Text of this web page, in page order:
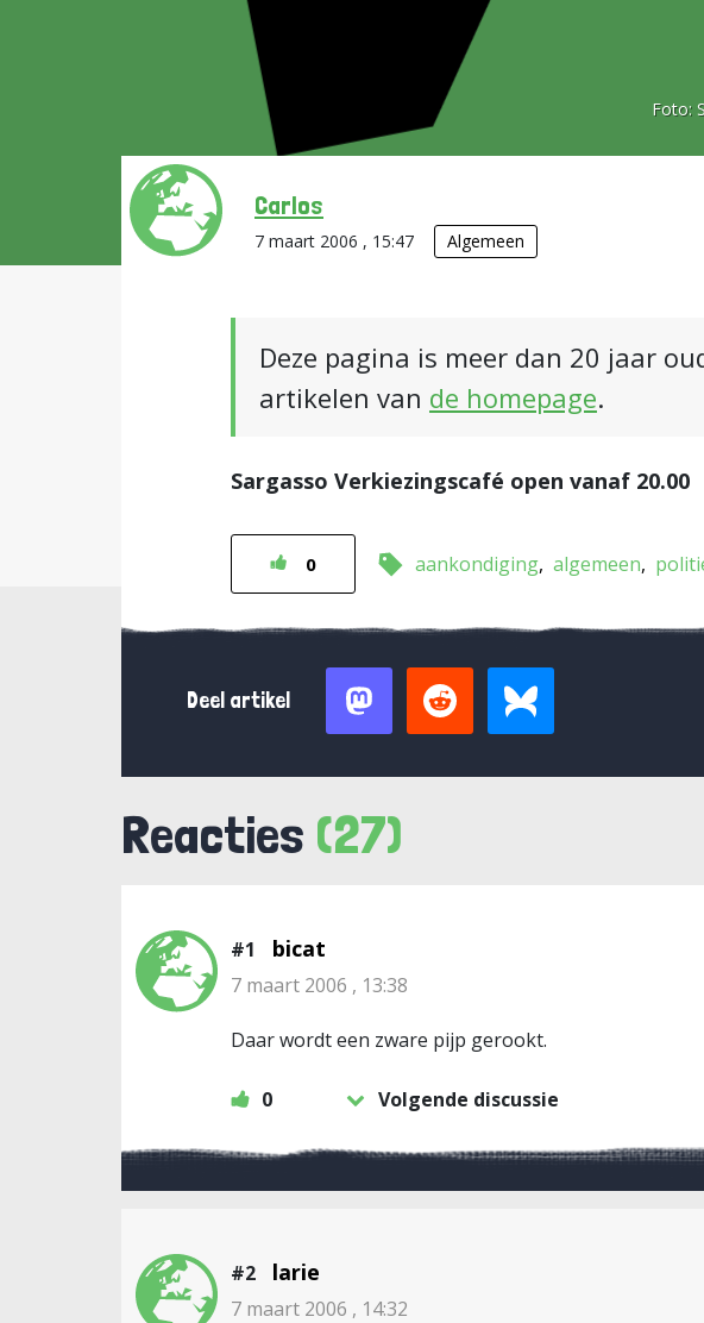
Foto:
Carlos
7 maart 2006 , 15:47 Algemeen
Deze pagina is meer dan 20 jaar
artikelen van de homepage.
Sargasso Verkiezingscafé open vanaf 20.00
0 aankondiging algemeen
Deel artikel
Reacties (27)
#1 bicat
7 maart 2006 , 13:38
Daar wordt een zware pijp gerookt.
0 Volgende discussie
#2 larie
7 maart 2006 , 14:32